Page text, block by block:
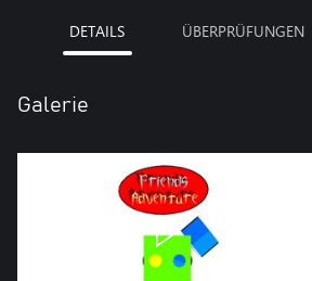
DETAILS ÜBERPRÜFUNGEN
Galerie